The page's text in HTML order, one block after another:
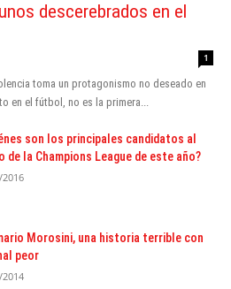
descerebrados en el
1
toma un protagonismo no deseado en
en el fútbol, no es la primera...
son los principales candidatos al
de la Champions League de este año?
Morosini, una historia terrible con
peor